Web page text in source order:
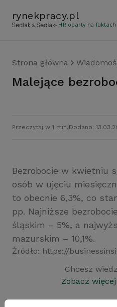
rynekpracy.pl
- HR oparty na faktach
Strona główna
Malejące
Przeczytaj w 1 min. Dodano:
Bezrobocie w kwietniu
osób w ujęciu
to obecnie 6,3%, co
pp. Najniższe
śląskim – 5%, a
mazurskim – 10,1%.
Źródło: https://
Chcesz
Zobacz